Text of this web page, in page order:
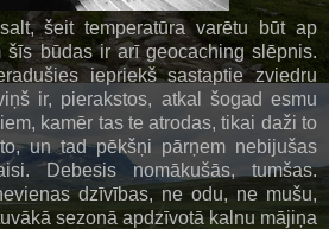
šeit temperatūra varētu būt ap
šīs būdas ir arī geocaching slēpnis.
iepriekš sastaptie zviedru
ir, pierakstos, atkal šogad esmu
kamēr tas te atrodas, tikai daži to
un tad pēkšņi pārņem nebijušas
Debesis nomākušās, tumšas.
dzīvības, ne odu, ne mušu,
sezonā apdzīvotā kalnu mājiņa